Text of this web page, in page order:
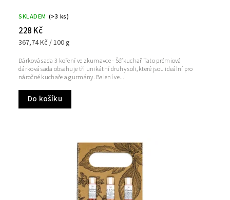
SKLADEM (>3 ks)
228 Kč
367,74 Kč / 100 g
Do košíku
Dárková sada 3 koření ve zkumavce - Šéfkuchař Tato prémiová
dárková sada obsahuje tři unikátní druhy soli, které jsou ideální pro
náročné kuchaře a gurmány. Balení ve...